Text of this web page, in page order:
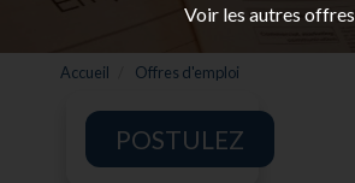
Accueil Offres d'emploi
Voir les autres offres
POSTULEZ